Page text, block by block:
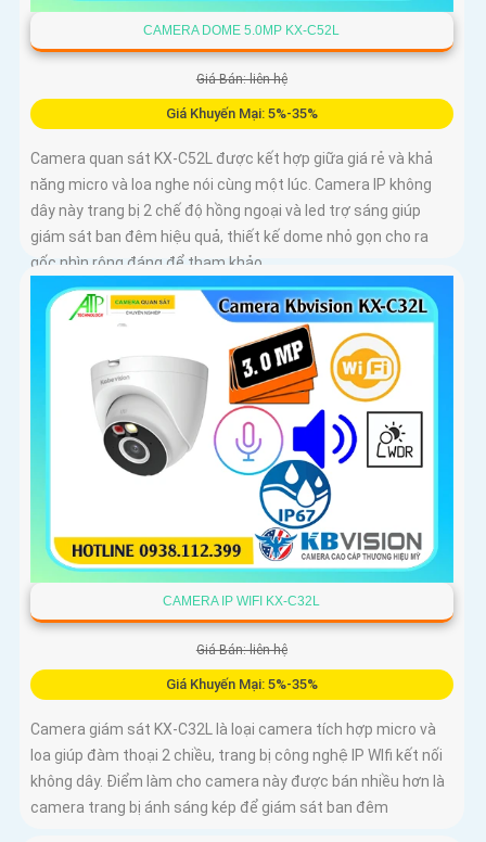
CAMERA DOME 5.0MP KX-C52L
Giá Bán: liên hệ
Giá Khuyến Mại: 5%-35%
Camera quan sát KX-C52L được kết hợp giữa giá rẻ và khả
năng micro và loa nghe nói cùng một lúc. Camera IP không
dây này trang bị 2 chế độ hồng ngoại và led trợ sáng giúp
giám sát ban đêm hiệu quả, thiết kế dome nhỏ gọn cho ra
gốc nhìn rộng đáng để tham khảo
CAMERA IP WIFI KX-C32L
Giá Bán: liên hệ
Giá Khuyến Mại: 5%-35%
Camera giám sát KX-C32L là loại camera tích hợp micro và
loa giúp đàm thoại 2 chiều, trang bị công nghệ IP WIfi kết nối
không dây. Điểm làm cho camera này được bán nhiều hơn là
camera trang bị ánh sáng kép để giám sát ban đêm